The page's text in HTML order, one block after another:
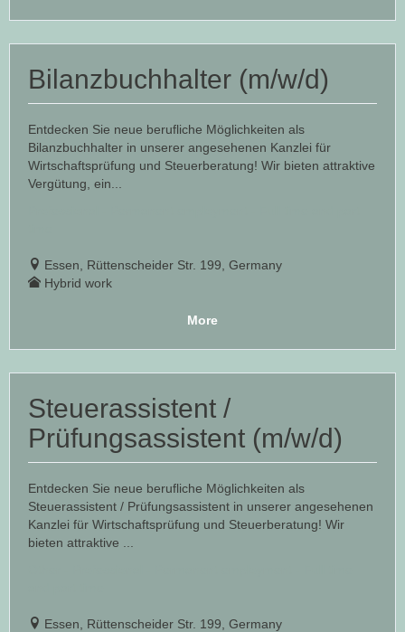
Bilanzbuchhalter (m/w/d)
Entdecken Sie neue berufliche Möglichkeiten als
Bilanzbuchhalter in unserer angesehenen Kanzlei für
Wirtschaftsprüfung und Steuerberatung! Wir bieten attraktive
Vergütung, ein...
Essen, Rüttenscheider Str. 199, Germany
Hybrid work
More
Steuerassistent /
Prüfungsassistent (m/w/d)
Entdecken Sie neue berufliche Möglichkeiten als
Steuerassistent / Prüfungsassistent in unserer angesehenen
Kanzlei für Wirtschaftsprüfung und Steuerberatung! Wir
bieten attraktive ...
Essen, Rüttenscheider Str. 199, Germany